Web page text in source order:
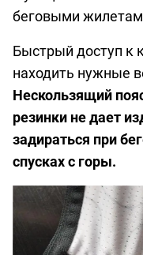
беговыми
Быстрый доступ к
находить нужные
Нескользящий
резинки не дает
задираться при
спусках с горы.